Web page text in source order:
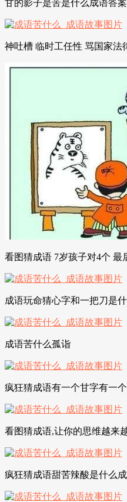
甘的影子是苦是什么成语答
神吐槽 临时工任性 骂国家法
看图猜成语 7岁孩子对4个 最
成语玩命猜心字和一把刀是
成语苦什么孤诣
疯狂猜成语有一个甘字有一
看图猜成语,让你的思维越来
疯狂猜成语甜苦辣酸是什么